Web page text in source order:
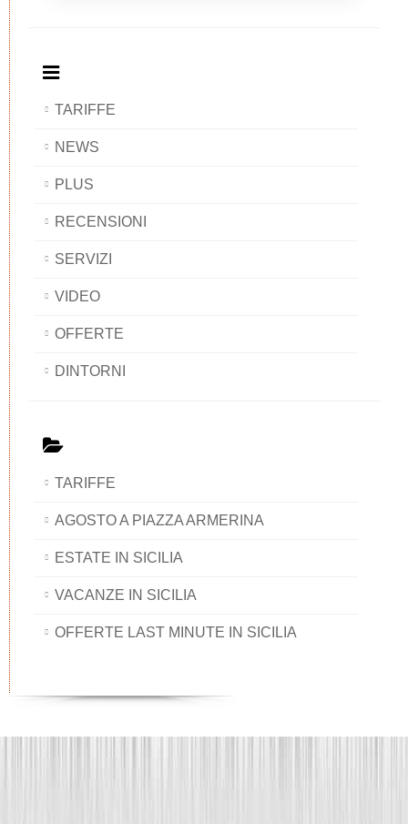
TARIFFE
NEWS
PLUS
RECENSIONI
SERVIZI
VIDEO
OFFERTE
DINTORNI
TARIFFE
AGOSTO A PIAZZA ARMERINA
ESTATE IN SICILIA
VACANZE IN SICILIA
OFFERTE LAST MINUTE IN SICILIA